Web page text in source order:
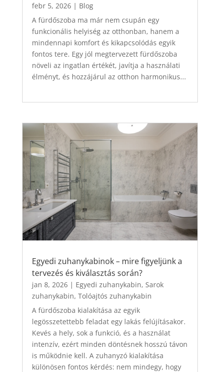
febr 5, 2026| Blog
A fürdőszoba ma már nem csupán egy
funkcionális helyiség az otthonban, hanem a
mindennapi komfort és kikapcsolódás egyik
fontos tere. Egy jól megtervezett fürdőszoba
növeli az ingatlan értékét, javítja a használati
élményt, és hozzájárul az otthon harmonikus...
Egyedi zuhanykabinok – mire figyeljünk a
tervezés és kiválasztás során?
jan 8, 2026| Egyedi zuhanykabin, Sarok
zuhanykabin, Tolóajtós zuhanykabin
A fürdőszoba kialakítása az egyik
legösszetettebb feladat egy lakás felújításakor.
Kevés a hely, sok a funkció, és a használat
intenzív, ezért minden döntésnek hosszú távon
is működnie kell. A zuhanyzó kialakítása
különösen fontos kérdés: nem mindegy, hogy